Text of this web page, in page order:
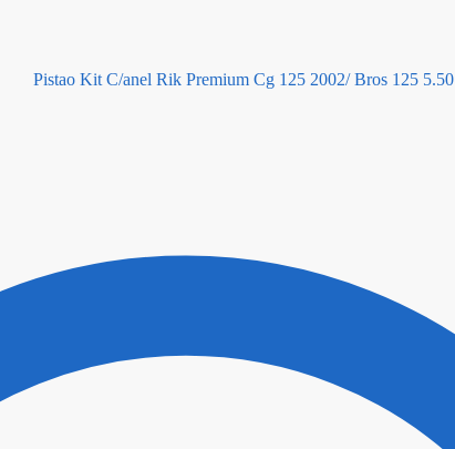
Pistao Kit C/anel Rik Premium Cg 125 2002/ Bros 125 5.50